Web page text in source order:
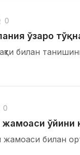
0
ўзаро
билан
0
ўйини
билан